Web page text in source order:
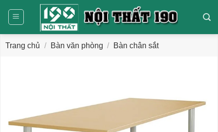
dung
Trang chủ / Bàn văn phòng / Bàn chân sắt